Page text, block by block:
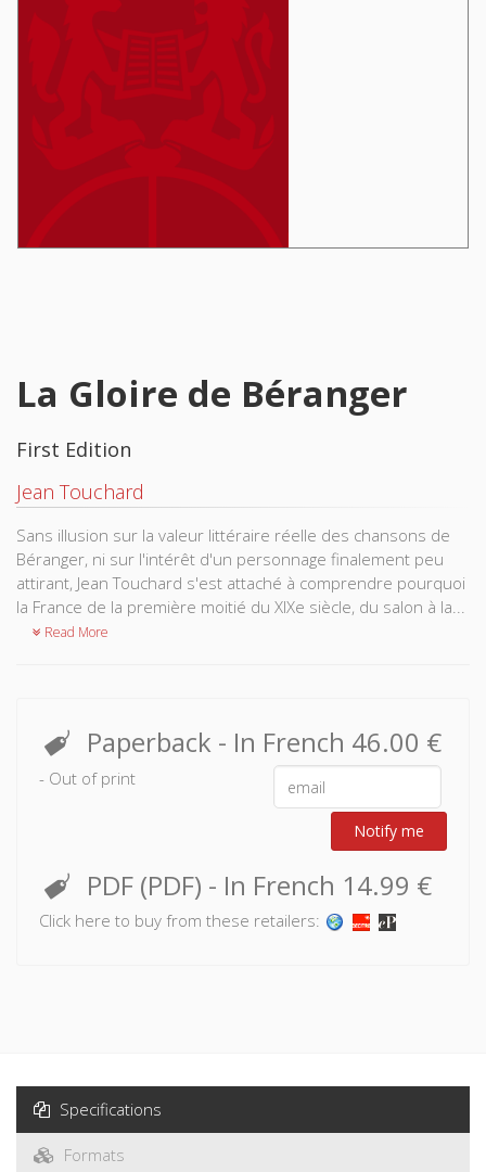
La Gloire de Béranger
First Edition
Jean Touchard
Sans illusion sur la valeur littéraire réelle des chansons de
Béranger, ni sur l'intérêt d'un personnage finalement peu
attirant, Jean Touchard s'est attaché à comprendre pourquoi
la France de la première moitié du XIXe siècle, du salon à la...
Read More
Paperback - In French 46.00 €
- Out of print
Notify me
PDF (PDF) - In French 14.99 €
Click here to buy from these retailers:
Specifications
Formats